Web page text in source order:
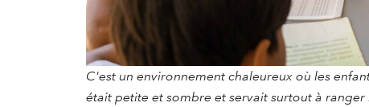
C'est un environnement chaleureux où les
était petite et sombre et servait surtout à